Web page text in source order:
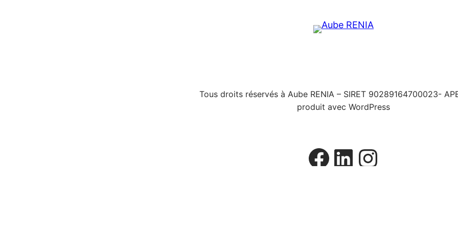
Tous droits réservés à Aube RENIA – SIRET 90289164700023-
produit avec WordPress
Facebook
LinkedIn
Instagram